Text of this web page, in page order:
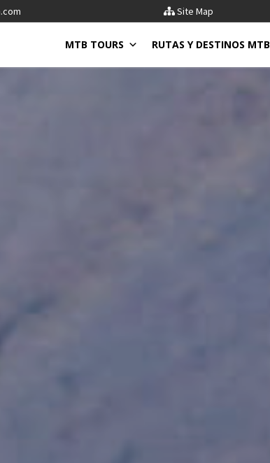
Site Map
MTB TOURS RUTAS Y DESTINOS MTB